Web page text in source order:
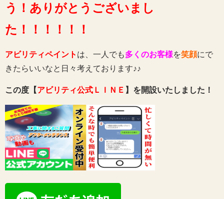
う！ありがとうございまし
た！！！！！！
アビリティペイント は、一人でも多くのお客様を笑顔にで
きたらいいなと日々考えております♪♪
この度【アビリティ公式ＬＩＮＥ 】を開設いたしました！